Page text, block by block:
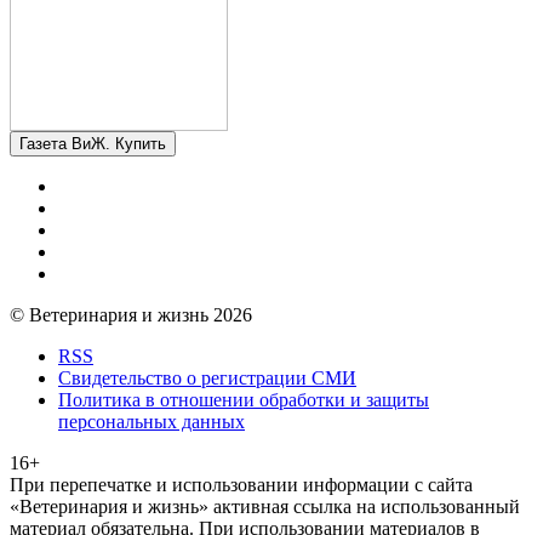
Газета ВиЖ. Купить
© Ветеринария и жизнь 2026
RSS
Свидетельство о регистрации СМИ
Политика в отношении обработки и защиты
персональных данных
16+
При перепечатке и использовании информации с сайта
«Ветеринария и жизнь» активная ссылка на использованный
материал обязательна. При использовании материалов в